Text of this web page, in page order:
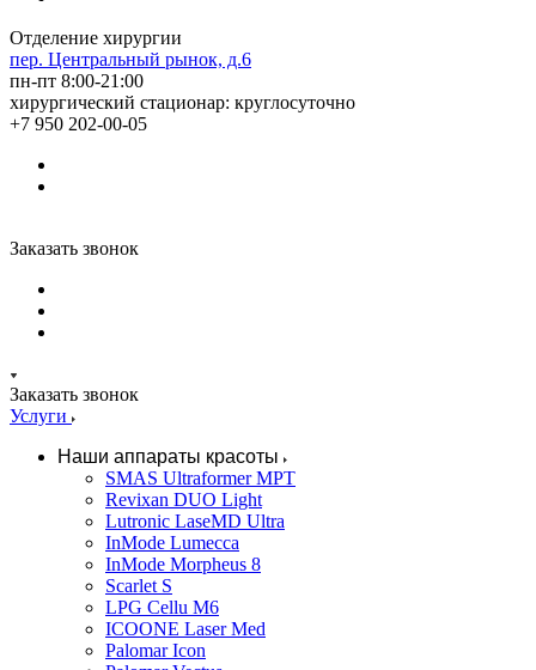
Отделение хирургии
пер. Центральный рынок, д.6
пн-пт 8:00-21:00
хирургический стационар: круглосуточно
+7 950 202-00-05
Заказать звонок
Заказать звонок
Услуги
Наши аппараты красоты
SMAS Ultraformer MPT
Revixan DUO Light
Lutronic LaseMD Ultra
InMode Lumecca
InMode Morpheus 8
Scarlet S
LPG Cellu M6
ICOONE Laser Med
Palomar Icon